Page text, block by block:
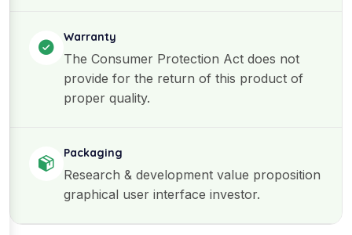
Warranty
The Consumer Protection Act does not
provide for the return of this product of
proper quality.
Packaging
Research & development value proposition
graphical user interface investor.